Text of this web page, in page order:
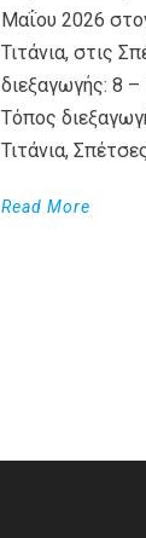
Μαΐου 2026
Τιτάνια, στις
διεξαγωγής: 8
Τόπος
Τιτάνια,
Read More